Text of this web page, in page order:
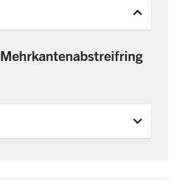
Mehrkantenabstreifring